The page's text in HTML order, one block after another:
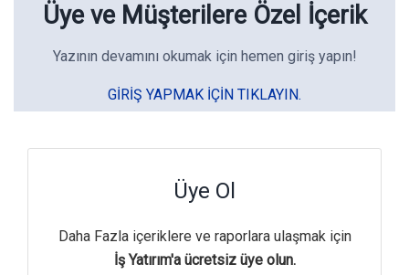
Üye ve Müşterilere Özel İçerik
Yazının devamını okumak için hemen giriş yapın!
GIRIŞ YAPMAK IÇIN TIKLAYIN.
Üye Ol
Daha Fazla içeriklere ve raporlara ulaşmak için
İş Yatırım'a ücretsiz üye olun.